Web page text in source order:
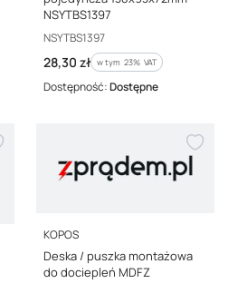
NSYTBS1397
Kod producenta
NSYTBS1397
Cena brutto
28,30 zł w tym %s VAT
w tym 23% VAT
Dostępność:Dostępne
PRODUCENT
KOPOS
Deska / puszka montażowa
do dociepleń MDFZ